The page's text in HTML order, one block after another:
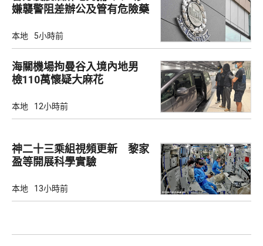
嫌襲警阻差辦公及管有危險藥
本地 5小時前
海關機場拘曼谷入境內地男
檢110萬懷疑大麻花
本地 12小時前
神二十三乘組視頻更新 黎家
盈等開展科學實驗
本地 13小時前